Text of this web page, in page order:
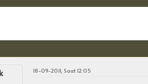
18-09-2011, Saat:12:05